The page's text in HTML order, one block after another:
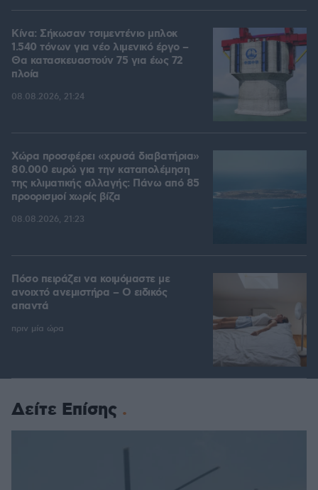
Κίνα: Σήκωσαν τσιμεντένιο μπλοκ
1.540 τόνων για νέο λιμενικό έργο –
Θα κατασκευαστούν 75 για έως 72
πλοία
08.08.2026, 21:24
Χώρα προσφέρει «χρυσά διαβατήρια»
80.000 ευρώ για την καταπολέμηση
της κλιματικής αλλαγής: Πάνω από 85
προορισμοί χωρίς βίζα
08.08.2026, 21:23
Πόσο πειράζει να κοιμόμαστε με
ανοιχτό ανεμιστήρα – Ο ειδικός
απαντά
πριν μία ώρα
Δείτε Επίσης